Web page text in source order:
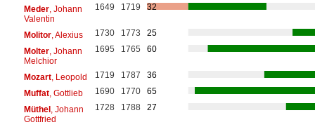
Meder, Johann
Valentin
1649 1719 32
Molitor, Alexius 1730 1773
25
Molter, Johann
Melchior
1695 1765 60
Mozart, Leopold 1719 1787
36
Muffat, Gottlieb 1690 1770
65
Müthel, Johann
Gottfried
1728 1788 27